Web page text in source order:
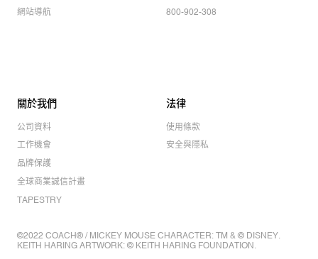
網站導航
800-902-308
關於我們
公司資料
工作機會
品牌保護
全球商業誠信計畫
TAPESTRY
法律
使用條款
安全與隱私
©2022 COACH® / MICKEY MOUSE CHARACTER: TM & © DISNEY.
KEITH HARING ARTWORK: © KEITH HARING FOUNDATION.